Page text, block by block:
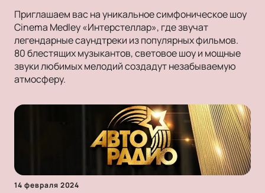
Приглашаем вас на уникальное симфоническое шоу
Cinema Medley «Интерстеллар», где звучат
легендарные саундтреки из популярных фильмов.
80 блестящих музыкантов, световое шоу и мощные
звуки любимых мелодий создадут незабываемую
атмосферу.
14 февраля 2024